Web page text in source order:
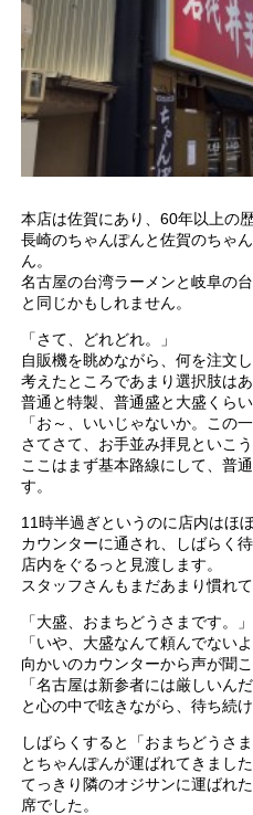
本店は佐賀にあり、60年以上の
長崎のちゃんぽんと佐賀のちゃ
ん。
名古屋の台湾ラーメンと岐阜の
と同じかもしれません。
「さて、どれどれ。」
自販機を眺めながら、何を注文
考えたところであまり選択肢はあ
普通と特製、普通盛と大盛くら
「お～、いいじゃないか。この
さてさて、お手並み拝見といこう
ここはまず基本路線にして、普
す。
11時半過ぎというのに店内はほぼ
カウンターに通され、しばらく待
店内をぐるっと見渡します。
スタッフさんもまだあまり慣れ
「大盛、おまちどうさまです。」
「いや、大盛なんて頼んでないよ
向かいのカウンターから声が聞こ
「名古屋は新参者には厳しいんだ
と心の中で呟きながら、待ち続け
しばらくすると「おまちどうさま
とちゃんぽんが運ばれてきました
てっきり隣のオジサンに運ばれ
席でした。